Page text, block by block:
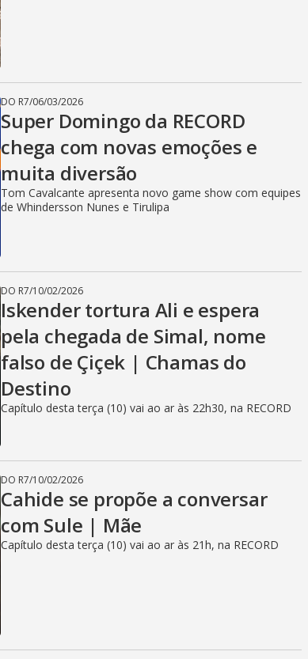
DO R7/06/03/2026
Super Domingo da RECORD
chega com novas emoções e
muita diversão
Tom Cavalcante apresenta novo game show com equipes
de Whindersson Nunes e Tirulipa
DO R7/10/02/2026
Iskender tortura Ali e espera
pela chegada de Simal, nome
falso de Çiçek | Chamas do
Destino
Capítulo desta terça (10) vai ao ar às 22h30, na RECORD
DO R7/10/02/2026
Cahide se propõe a conversar
com Sule | Mãe
Capítulo desta terça (10) vai ao ar às 21h, na RECORD